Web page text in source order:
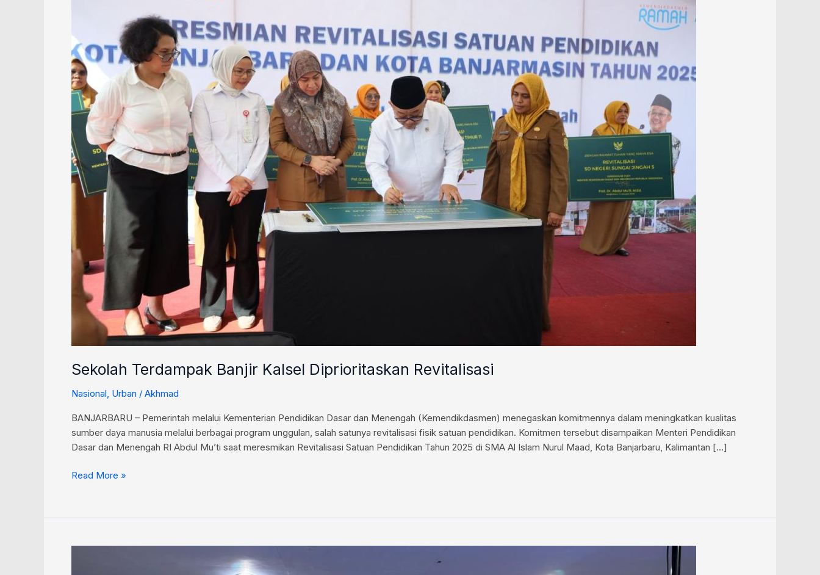
Sekolah Terdampak Banjir Kalsel Diprioritaskan Revitalisasi
Nasional Urban / Akhmad
BANJARBARU – Pemerintah melalui Kementerian Pendidikan Dasar dan Menengah (Kemendikdasmen) menegaskan komitmennya dalam meningkatkan kualitas
sumber daya manusia melalui berbagai program unggulan, salah satunya revitalisasi fisik satuan pendidikan. Komitmen tersebut disampaikan Menteri Pendidikan
Dasar dan Menengah RI Abdul Mu’ti saat meresmikan Revitalisasi Satuan Pendidikan Tahun 2025 di SMA Al Islam Nurul Maad, Kota Banjarbaru, Kalimantan […]
Read More »